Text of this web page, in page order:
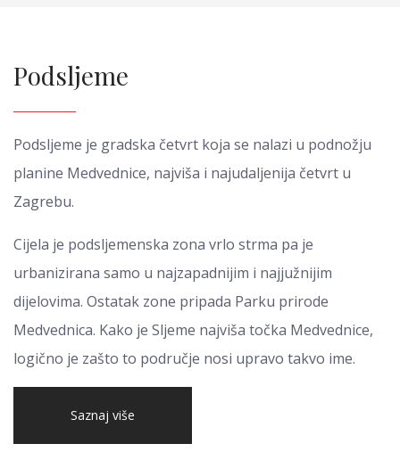
Podsljeme
Podsljeme je gradska četvrt koja se nalazi u podnožju
planine Medvednice, najviša i najudaljenija četvrt u
Zagrebu.
Cijela je podsljemenska zona vrlo strma pa je
urbanizirana samo u najzapadnijim i najjužnijim
dijelovima. Ostatak zone pripada Parku prirode
Medvednica. Kako je Sljeme najviša točka Medvednice,
logično je zašto to područje nosi upravo takvo ime.
Saznaj više